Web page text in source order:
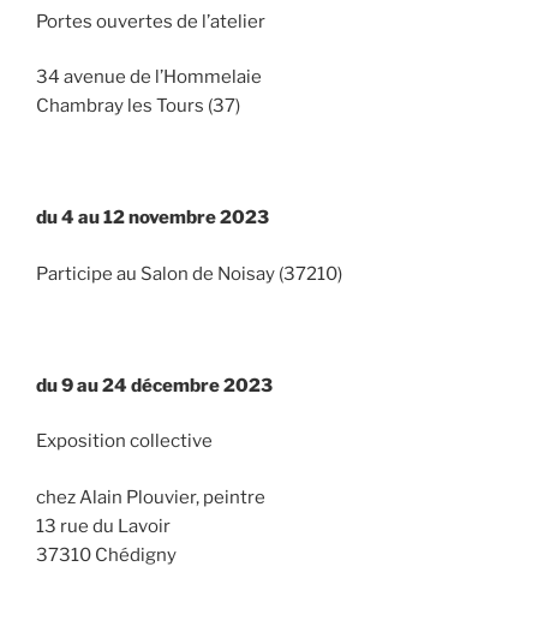
Portes ouvertes de l’atelier
34 avenue de l’Hommelaie
Chambray les Tours (37)
du 4 au 12 novembre 2023
Participe au Salon de Noisay (37210)
du 9 au 24 décembre 2023
Exposition collective
chez Alain Plouvier, peintre
13 rue du Lavoir
37310 Chédigny